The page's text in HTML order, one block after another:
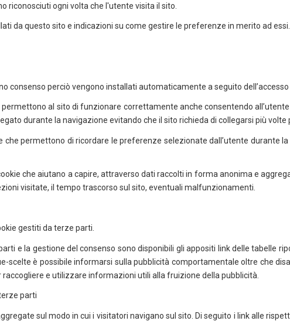
riconosciuti ogni volta che l'utente visita il sito.
da questo sito e indicazioni su come gestire le preferenze in merito ad essi.
consenso perciò vengono installati automaticamente a seguito dell’accesso
al sito di funzionare correttamente anche consentendo
durante la navigazione evitando che il sito richieda di collegarsi più volte
che permettono di ricordare le preferenze selezionate dall’utente durante
che aiutano a capire, attraverso dati raccolti in forma anonima e
visitate, il tempo trascorso sul sito, eventuali malfunzionamenti.
gestiti da terze parti.
e la gestione del consenso sono disponibili gli appositi link delle tabelle
è possibile informarsi sulla pubblicità comportamentale oltre che
e utilizzare informazioni utili alla fruizione della pubblicità.
parti
sul modo in cui i visitatori navigano sul sito. Di seguito i link alle